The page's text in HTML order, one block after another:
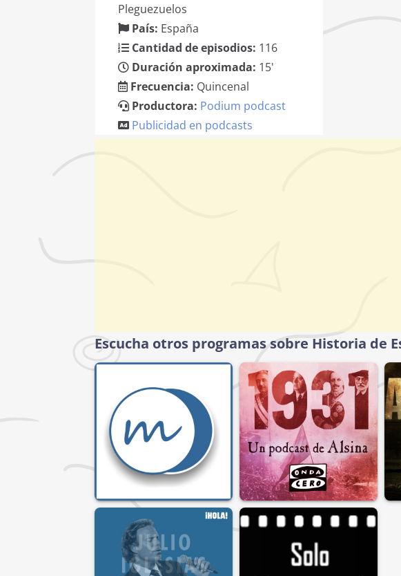
Pleguezuelos
País: España
Cantidad de episodios: 116
Duración aproximada: 15'
Frecuencia: Quincenal
Productora: Podium podcast
Publicidad en podcasts
Escucha otros programas sobre Historia de